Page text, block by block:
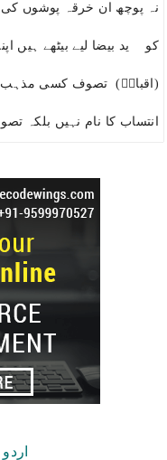
نہ پوچھ ان خرقہ پوشوں
کو ید بیضا لیے بیٹھے ہیں
(اقبالؒ) تصوف کسی
انتساب کا نام نہیں بلکہ